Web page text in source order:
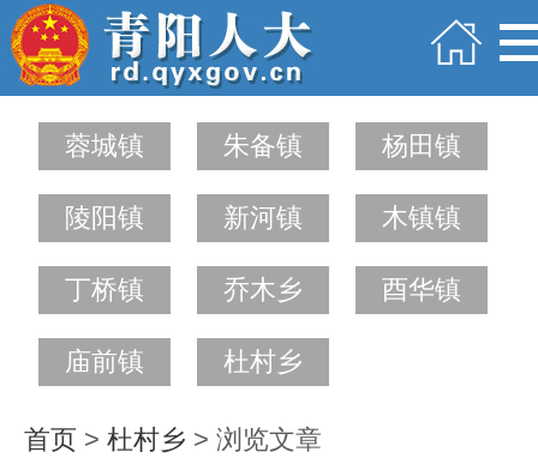
蓉城镇 朱备镇 杨田镇
陵阳镇 新河镇 木镇镇
丁桥镇 乔木乡 酉华镇
庙前镇 杜村乡
首页 > 杜村乡 > 浏览文章